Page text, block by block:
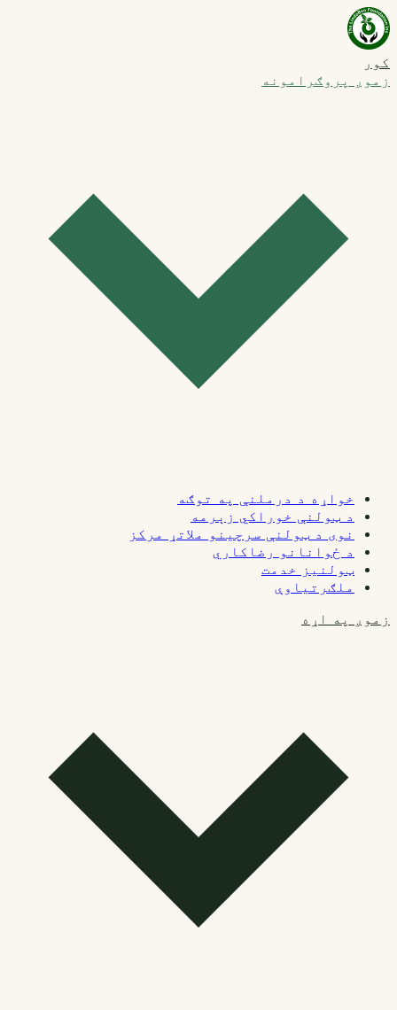
کور
زموږ پروګرامونه
خواړه د درملنې په توګه
د ټولنې خوراکي زېرمه
نوی د ټولنې سرچینو ملاتړ مرکز
د ځوانانو رضاکاري
ټولنیز خدمت
ملګرتیاوې
زموږ په اړه